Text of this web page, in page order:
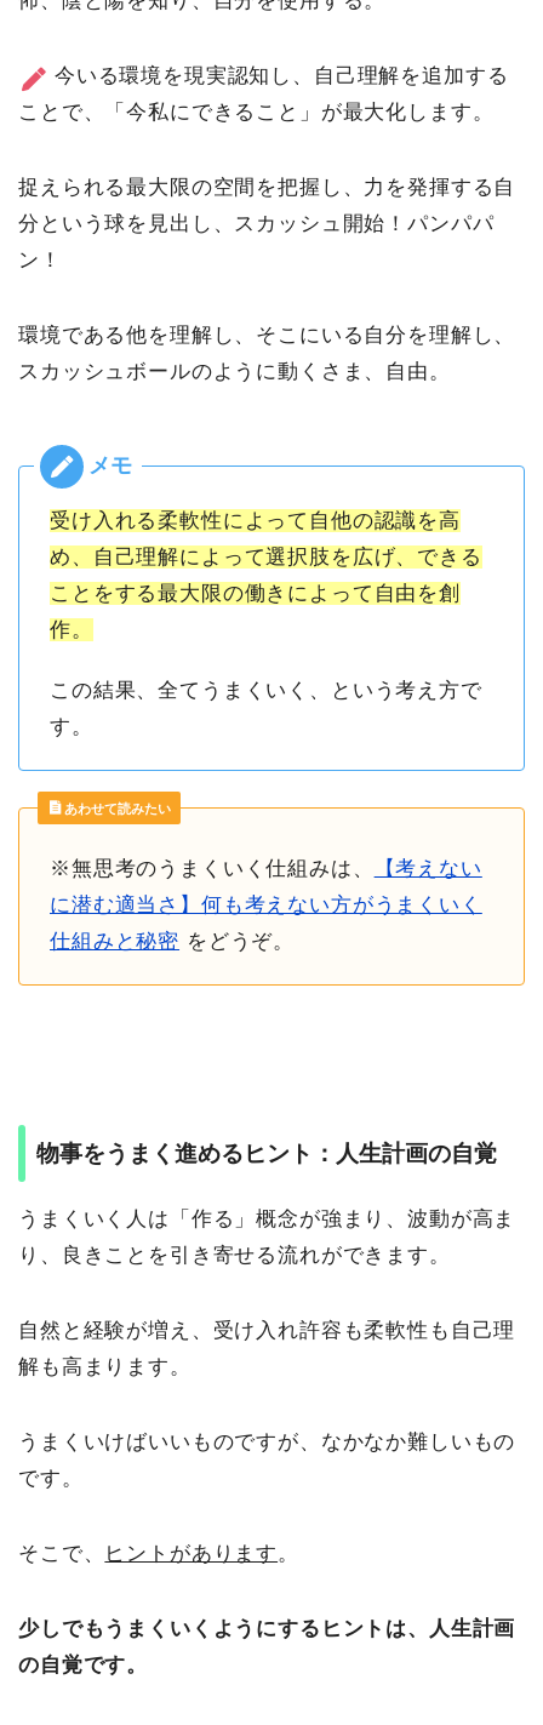
今いる環境を現実認知し、自己理解を追加する
ことで、「今私にできること」が最大化します。
捉えられる最大限の空間を把握し、力を発揮する自
分という球を見出し、スカッシュ開始！パンパパ
ン！
環境である他を理解し、そこにいる自分を理解し、
スカッシュボールのように動くさま、自由。
受け入れる柔軟性によって自他の認識を高
め、自己理解によって選択肢を広げ、できる
ことをする最大限の働きによって自由を創
作。
この結果、全てうまくいく、という考え方で
す。
あわせて読みたい
※無思考のうまくいく仕組みは、
【考えない
に潜む適当さ】何も考えない方がうまくいく
仕組みと秘密 をどうぞ。
物事をうまく進めるヒント：人生計画の自覚
うまくいく人は「作る」概念が強まり、波動が高ま
り、良きことを引き寄せる流れができます。
自然と経験が増え、受け入れ許容も柔軟性も自己理
解も高まります。
うまくいけばいいものですが、なかなか難しいもの
です。
そこで、 ヒントがあります 。
少しでもうまくいくようにするヒントは、人生計画
の自覚です。